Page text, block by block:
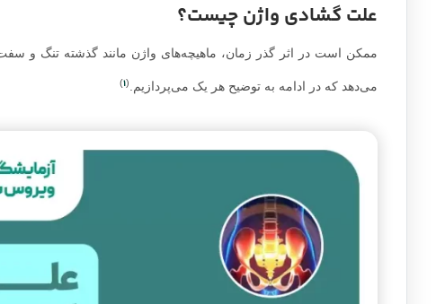
علت گشادی واژن چیست؟
ممکن است در اثر گذر زمان، ماهیچه‌های واژن مانند گذشته تنگ و
می‌دهد که در ادامه به توضیح هر یک می‌پردازیم. (
1
)